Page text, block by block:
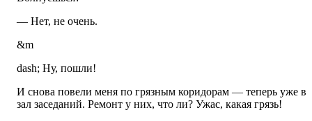
— Нет, не очень.
&m
dash; Ну, пошли!
И снова повели меня по грязным коридорам — теперь уже в
зал заседаний. Ремонт у них, что ли? Ужас, какая грязь!